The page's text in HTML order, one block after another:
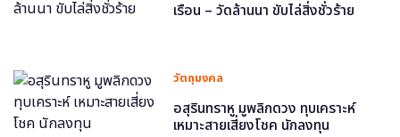
เรือน – วัดล้านนา ขับไล่สิ่งชั่วร้าย
วัตถุมงคล
อสุรินทราหู มูพลิกดวง ทุบเคราะห์
เหมาะสายเสี่ยงโชค นักลงทุน